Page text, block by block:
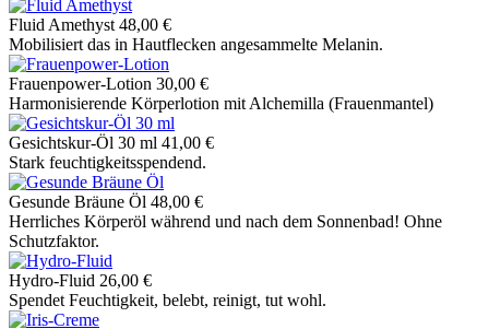
Fluid Amethyst 48,00 €
Mobilisiert das in Hautflecken angesammelte Melanin.
Frauenpower-Lotion 30,00 €
Harmonisierende Körperlotion mit Alchemilla (Frauenmantel)
Gesichtskur-Öl 30 ml 41,00 €
Stark feuchtigkeitsspendend.
Gesunde Bräune Öl 48,00 €
Herrliches Körperöl während und nach dem Sonnenbad! Ohne
Schutzfaktor.
Hydro-Fluid 26,00 €
Spendet Feuchtigkeit, belebt, reinigt, tut wohl.